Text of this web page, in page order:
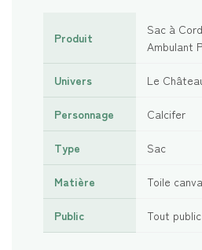
Produit
Sac à
Ambulant
Univers Le
Personnage Calcifer
Type Sac
Matière Toile
Public Tout public